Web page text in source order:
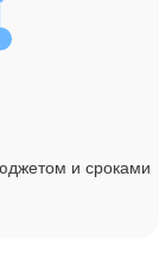
и сроками